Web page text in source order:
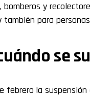
y
para
se
febrero la